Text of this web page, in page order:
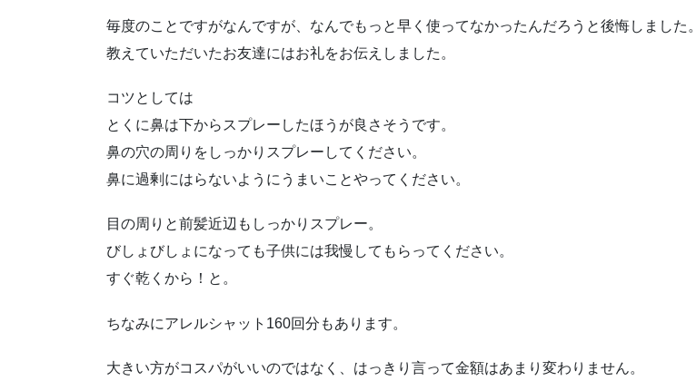
毎度のことですがなんですが、なんでもっと早く使ってなかったんだろうと後悔しました。
教えていただいたお友達にはお礼をお伝えしました。
コツとしては
とくに鼻は下からスプレーしたほうが良さそうです。
鼻の穴の周りをしっかりスプレーしてください。
鼻に過剰にはらないようにうまいことやってください。
目の周りと前髪近辺もしっかりスプレー。
びしょびしょになっても子供には我慢してもらってください。
すぐ乾くから！と。
ちなみにアレルシャット160回分もあります。
大きい方がコスパがいいのではなく、はっきり言って金額はあまり変わりません。